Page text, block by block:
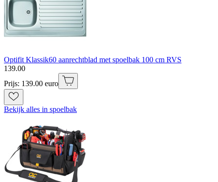
Optifit Klassik60 aanrechtblad met spoelbak 100 cm RVS
139.00
Prijs: 139.00 euro
Bekijk alles in spoelbak